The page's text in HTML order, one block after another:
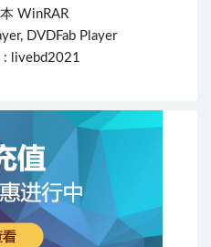
WinRAR
DVDFab Player
livebd2021